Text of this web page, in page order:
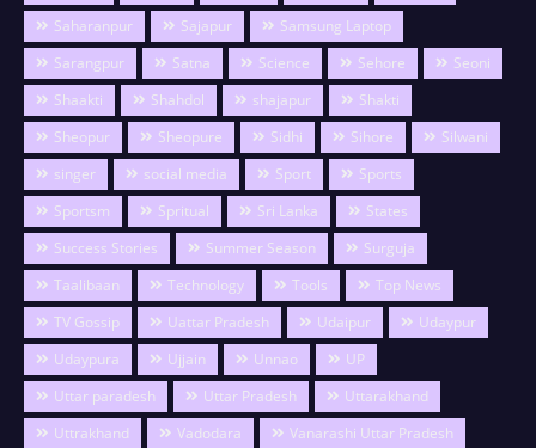
Saharanpur
Sajapur
Samsung Laptop
Sarangpur
Satna Science Sehore
Seoni
Shaakti
Shahdol shajapur
Shakti
Sheopur
Sheopure Sidhi Sihore
Silwani
singer
social media Sport
Sports
Sportsm
Spritual Sri Lanka
States
Success Stories
Summer Season
Surguja
Taalibaan
Technology Tools
Top News
TV Gossip
Uattar Pradesh Udaipur
Udaypur
Udaypura
Ujjain Unnao
UP
Uttar paradesh
Uttar Pradesh
Uttarakhand
Uttrakhand
Vadodara
Vanarashi Uttar Pradesh